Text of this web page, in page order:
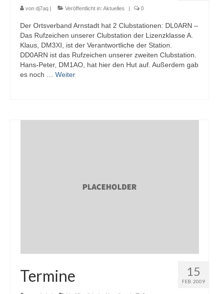
von dj7aq | Veröffentlicht in: Aktuelles | 0
Der Ortsverband Arnstadt hat 2 Clubstationen: DL0ARN –
Das Rufzeichen unserer Clubstation der Lizenzklasse A.
Klaus, DM3XI, ist der Verantwortliche der Station.
DD0ARN ist das Rufzeichen unserer zweiten Clubstation.
Hans-Peter, DM1AO, hat hier den Hut auf. Außerdem gab
es noch … Weiter
15
FEB. 2009
Termine